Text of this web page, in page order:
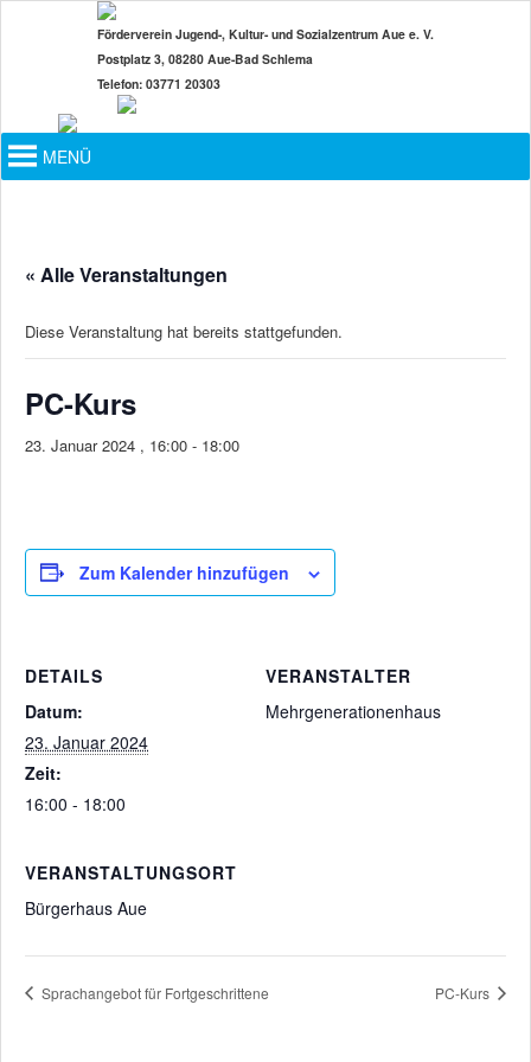
Förderverein Jugend-, Kultur- und Sozialzentrum Aue e. V.
Postplatz 3, 08280 Aue-Bad Schlema
Telefon: 03771 20303
Hauptmenü
MENÜ
« Alle Veranstaltungen
Diese Veranstaltung hat bereits stattgefunden.
PC-Kurs
23. Januar 2024 , 16:00 - 18:00
Zum Kalender hinzufügen
DETAILS
Datum:
23. Januar 2024
Zeit:
16:00 - 18:00
VERANSTALTER
Mehrgenerationenhaus
VERANSTALTUNGSORT
Bürgerhaus Aue
Sprachangebot für Fortgeschrittene PC-Kurs